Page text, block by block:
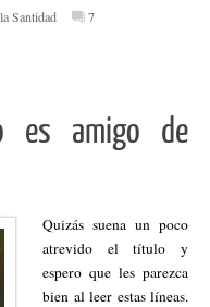
Santidad 7
es amigo de
Quizás suena un poco
atrevido el título y
espero que les parezca
bien al leer estas líneas.